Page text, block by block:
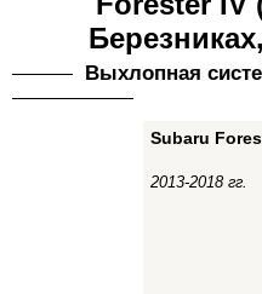
Выхлопная
Subaru
2013-2018 гг.